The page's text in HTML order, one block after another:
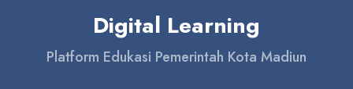
Digital Learning
Platform Edukasi Pemerintah Kota Madiun